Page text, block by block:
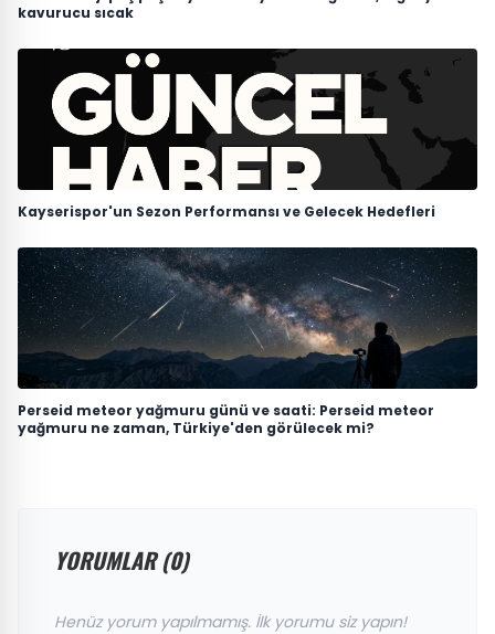
kavurucu sıcak
Kayserispor'un Sezon Performansı ve Gelecek Hedefleri
Perseid meteor yağmuru günü ve saati: Perseid meteor
yağmuru ne zaman, Türkiye'den görülecek mi?
YORUMLAR (0)
Henüz yorum yapılmamış. İlk yorumu siz yapın!